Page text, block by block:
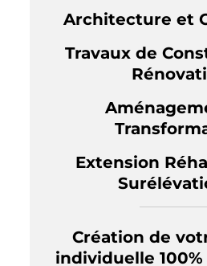
Architecture et
Travaux de
Extension
Création de
individuelle